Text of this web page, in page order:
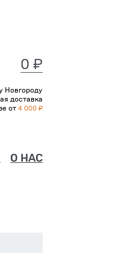
0 ₽
Новгороду
доставка
от 4 000 ₽
О НАС